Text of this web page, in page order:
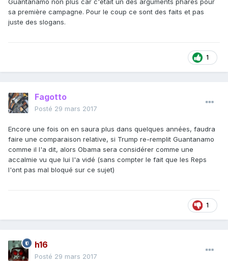
Guantanamo non plus car c'était un des arguments phares pour
sa première campagne. Pour le coup ce sont des faits et pas
juste des slogans.
1
Fagotto
Posté 29 mars 2017
Encore une fois on en saura plus dans quelques années, faudra
faire une comparaison relative, si Trump re-remplit Guantanamo
comme il l'a dit, alors Obama sera considérer comme une
accalmie vu que lui l'a vidé (sans compter le fait que les Reps
l'ont pas mal bloqué sur ce sujet)
1
h16
Posté 29 mars 2017